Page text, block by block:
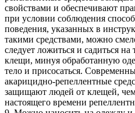
свойствами и обеспечивают
при условии соблюдения
поведения, указанных в
такими средствами, можно
следует ложиться и садиться на
клещи, минуя обработанную
тело и присосаться.
акарицидно-репеллентные
защищают людей от клещей,
настоящего времени